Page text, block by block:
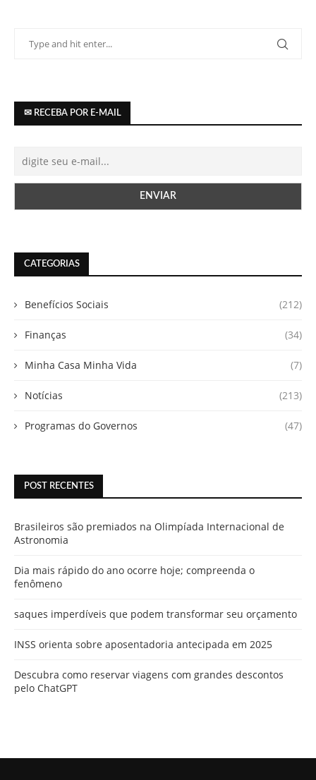
✉ RECEBA POR E-MAIL
CATEGORIAS
Benefícios Sociais (212)
Finanças (34)
Minha Casa Minha Vida (7)
Notícias (213)
Programas do Governos (47)
POST RECENTES
Brasileiros são premiados na Olimpíada Internacional de
Astronomia
Dia mais rápido do ano ocorre hoje; compreenda o
fenômeno
saques imperdíveis que podem transformar seu orçamento
INSS orienta sobre aposentadoria antecipada em 2025
Descubra como reservar viagens com grandes descontos
pelo ChatGPT